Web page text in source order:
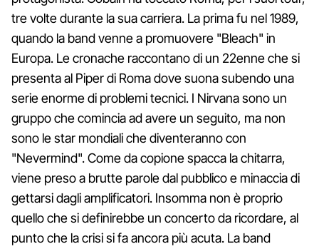
tre volte durante la sua carriera. La prima fu nel 1989,
quando la band venne a promuovere "Bleach" in
Europa. Le cronache raccontano di un 22enne che si
presenta al Piper di Roma dove suona subendo una
serie enorme di problemi tecnici. I Nirvana sono un
gruppo che comincia ad avere un seguito, ma non
sono le star mondiali che diventeranno con
"Nevermind". Come da copione spacca la chitarra,
viene preso a brutte parole dal pubblico e minaccia di
gettarsi dagli amplificatori. Insomma non è proprio
quello che si definirebbe un concerto da ricordare, al
punto che la crisi si fa ancora più acuta. La band